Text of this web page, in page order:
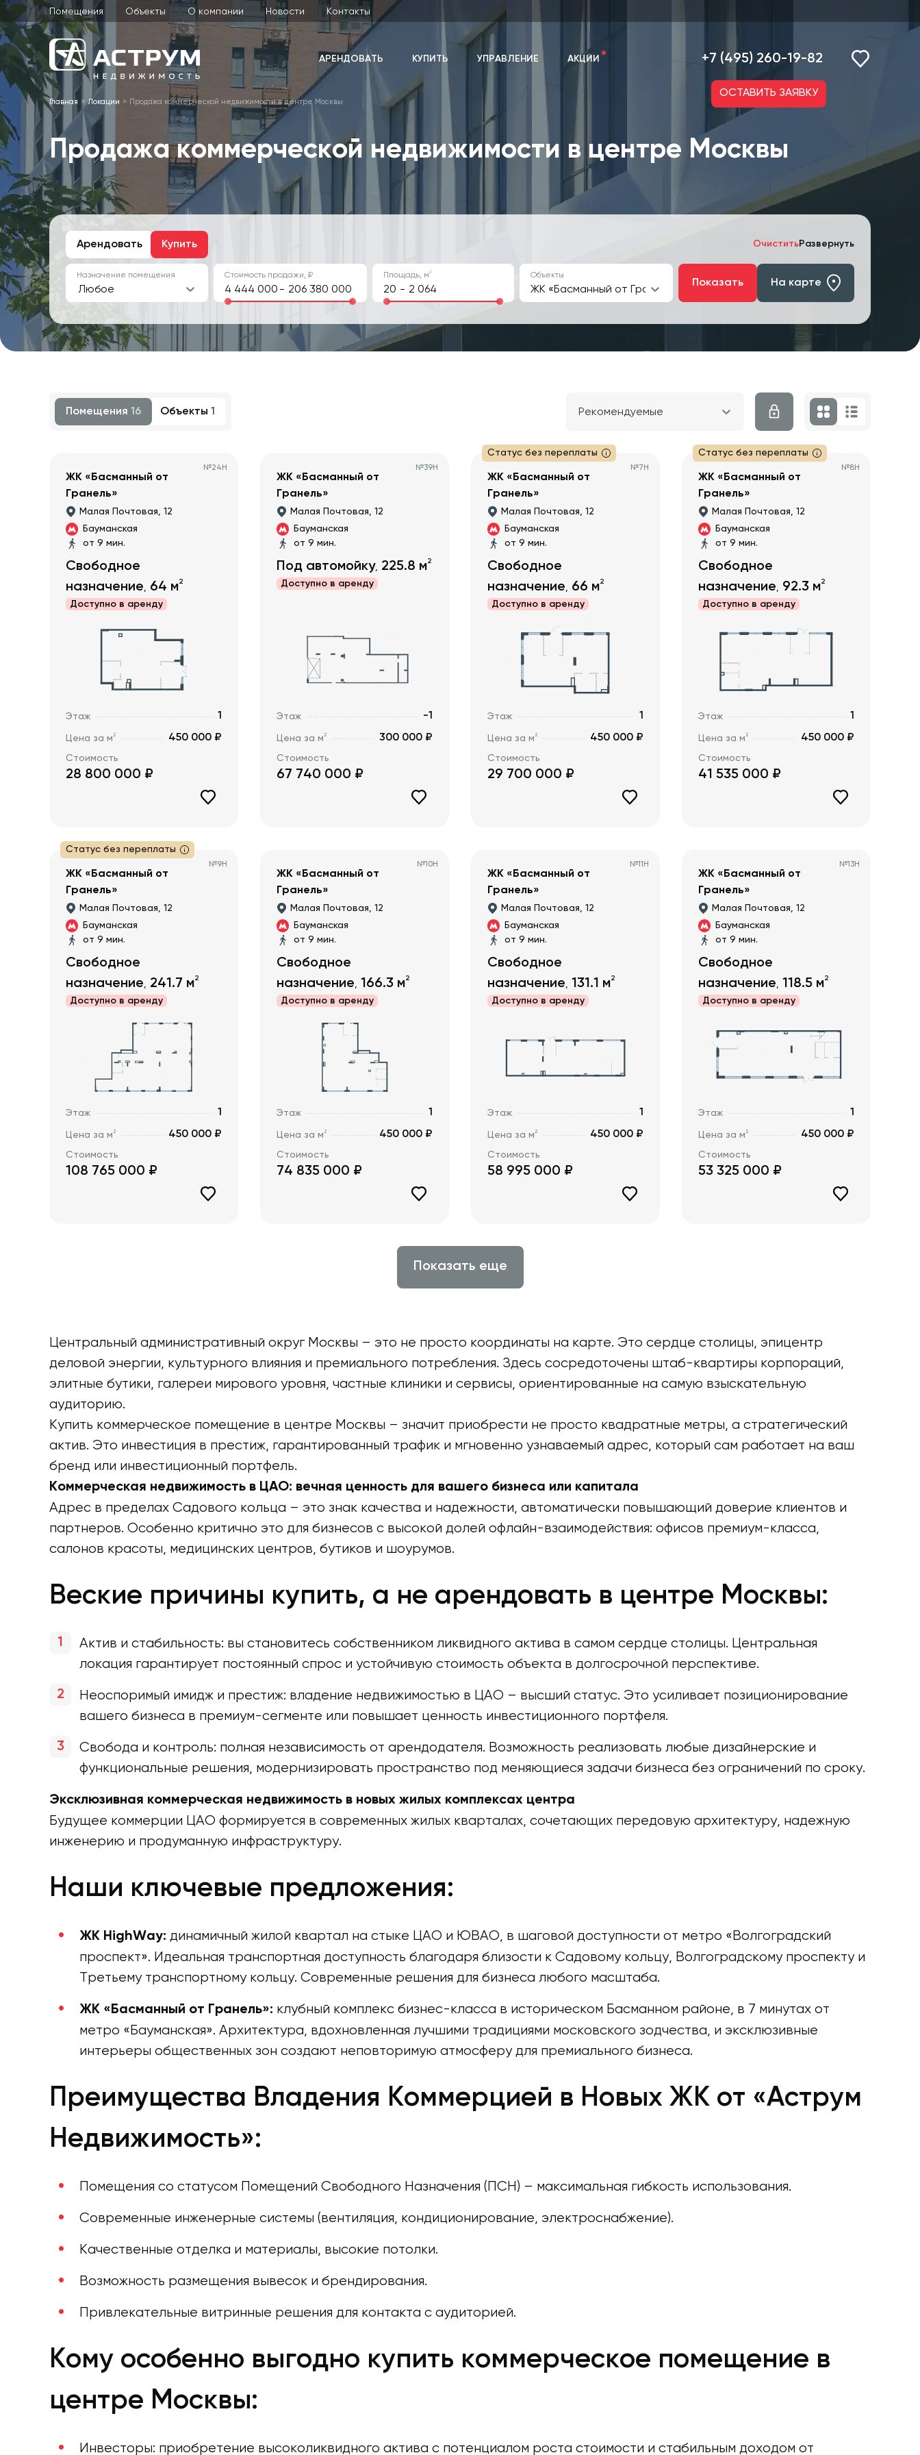
Помещения Объекты О компании Новости Контакты
АРЕНДОВАТЬ КУПИТЬ УПРАВЛЕНИЕ АКЦИИ +7 (495) 260-19-82
Главная Локации Продажа коммерческой недвижимости в центре Москвы
ОСТАВИТЬ ЗАЯВКУ
Продажа коммерческой недвижимости в центре Москвы
Арендовать Купить ОчиститьРазвернуть
Назначение помещения
Любое
Стоимость продажи, ₽
-
Площадь, м2
-
Объекты
ЖК «Басманный от Гранель», ЖКА HighWay
Показать На карте
Помещения 16 Объекты 1 Рекомендуемые
№24Н
ЖК «Басманный от
Гранель»
Малая Почтовая, 12
Бауманская
от 9 мин.
Свободное
назначение, 64 м2
Доступно в аренду
Этаж 1
Цена за м2 450 000 ₽
Стоимость
28 800 000 ₽
№39Н
ЖК «Басманный от
Гранель»
Малая Почтовая, 12
Бауманская
от 9 мин.
Под автомойку, 225.8 м2
Доступно в аренду
Этаж -1
Цена за м2 300 000 ₽
Стоимость
67 740 000 ₽
Статус без переплаты
№7H
ЖК «Басманный от
Гранель»
Малая Почтовая, 12
Бауманская
от 9 мин.
Свободное
назначение, 66 м2
Доступно в аренду
Этаж 1
Цена за м2 450 000 ₽
Стоимость
29 700 000 ₽
Статус без переплаты
№8Н
ЖК «Басманный от
Гранель»
Малая Почтовая, 12
Бауманская
от 9 мин.
Свободное
назначение, 92.3 м2
Доступно в аренду
Этаж 1
Цена за м2 450 000 ₽
Стоимость
41 535 000 ₽
Статус без переплаты
№9Н
ЖК «Басманный от
Гранель»
Малая Почтовая, 12
Бауманская
от 9 мин.
Свободное
назначение, 241.7 м2
Доступно в аренду
Этаж 1
Цена за м2 450 000 ₽
Стоимость
108 765 000 ₽
№10Н
ЖК «Басманный от
Гранель»
Малая Почтовая, 12
Бауманская
от 9 мин.
Свободное
назначение, 166.3 м2
Доступно в аренду
Этаж 1
Цена за м2 450 000 ₽
Стоимость
74 835 000 ₽
№11Н
ЖК «Басманный от
Гранель»
Малая Почтовая, 12
Бауманская
от 9 мин.
Свободное
назначение, 131.1 м2
Доступно в аренду
Этаж 1
Цена за м2 450 000 ₽
Стоимость
58 995 000 ₽
№13Н
ЖК «Басманный от
Гранель»
Малая Почтовая, 12
Бауманская
от 9 мин.
Свободное
назначение, 118.5 м2
Доступно в аренду
Этаж 1
Цена за м2 450 000 ₽
Стоимость
53 325 000 ₽
Показать еще
Центральный административный округ Москвы – это не просто координаты на карте. Это сердце столицы, эпицентр
деловой энергии, культурного влияния и премиального потребления. Здесь сосредоточены штаб-квартиры корпораций,
элитные бутики, галереи мирового уровня, частные клиники и сервисы, ориентированные на самую взыскательную
аудиторию.
Купить коммерческое помещение в центре Москвы – значит приобрести не просто квадратные метры, а стратегический
актив. Это инвестиция в престиж, гарантированный трафик и мгновенно узнаваемый адрес, который сам работает на ваш
бренд или инвестиционный портфель.
Коммерческая недвижимость в ЦАО: вечная ценность для вашего бизнеса или капитала
Адрес в пределах Садового кольца – это знак качества и надежности, автоматически повышающий доверие клиентов и
партнеров. Особенно критично это для бизнесов с высокой долей офлайн-взаимодействия: офисов премиум-класса,
салонов красоты, медицинских центров, бутиков и шоурумов.
Веские причины купить, а не арендовать в центре Москвы:
Актив и стабильность: вы становитесь собственником ликвидного актива в самом сердце столицы. Центральная
локация гарантирует постоянный спрос и устойчивую стоимость объекта в долгосрочной перспективе.
Неоспоримый имидж и престиж: владение недвижимостью в ЦАО – высший статус. Это усиливает позиционирование
вашего бизнеса в премиум-сегменте или повышает ценность инвестиционного портфеля.
Свобода и контроль: полная независимость от арендодателя. Возможность реализовать любые дизайнерские и
функциональные решения, модернизировать пространство под меняющиеся задачи бизнеса без ограничений по сроку.
Эксклюзивная коммерческая недвижимость в новых жилых комплексах центра
Будущее коммерции ЦАО формируется в современных жилых кварталах, сочетающих передовую архитектуру, надежную
инженерию и продуманную инфраструктуру.
Наши ключевые предложения:
ЖК HighWay: динамичный жилой квартал на стыке ЦАО и ЮВАО, в шаговой доступности от метро «Волгоградский
проспект». Идеальная транспортная доступность благодаря близости к Садовому кольцу, Волгоградскому проспекту и
Третьему транспортному кольцу. Современные решения для бизнеса любого масштаба.
ЖК «Басманный от Гранель»: клубный комплекс бизнес-класса в историческом Басманном районе, в 7 минутах от
метро «Бауманская». Архитектура, вдохновленная лучшими традициями московского зодчества, и эксклюзивные
интерьеры общественных зон создают неповторимую атмосферу для премиального бизнеса.
Преимущества Владения Коммерцией в Новых ЖК от «Аструм
Недвижимость»:
Помещения со статусом Помещений Свободного Назначения (ПСН) – максимальная гибкость использования.
Современные инженерные системы (вентиляция, кондиционирование, электроснабжение).
Качественные отделка и материалы, высокие потолки.
Возможность размещения вывесок и брендирования.
Привлекательные витринные решения для контакта с аудиторией.
Кому особенно выгодно купить коммерческое помещение в
центре Москвы:
Инвесторы: приобретение высоколиквидного актива с потенциалом роста стоимости и стабильным доходом от